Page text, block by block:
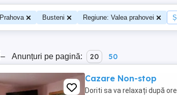
Prahova Busteni Regiune: Valea prahovei
– Anunțuri pe pagină: 20 50
Cazare Non-stop
Doriti sa va relaxați după